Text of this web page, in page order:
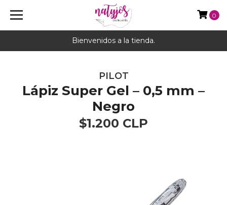
Bienvenidos a la tienda.
0
PILOT
Lápiz Super Gel – 0,5 mm –
Negro
$1.200 CLP